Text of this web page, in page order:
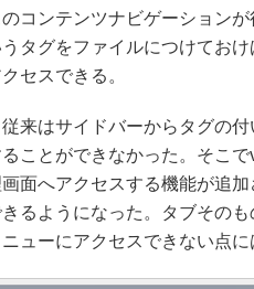
コンテンツナビゲーション
タグをファイルにつけてお
セスできる。
来はサイドバーからタグの
ことができなかった。そこ
面へアクセスする機能が追
るようになった。タブその
ューにアクセスできない点に